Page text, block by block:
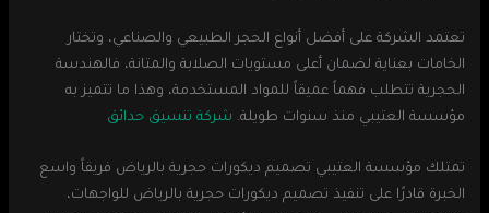
تعتمد الشركة على أفضل أنواع الحجر الطبيعي والصناعي، وتختار
الخامات بعناية لضمان أعلى مستويات الصلابة والمتانة، فالهندسة
الحجرية تتطلب فهماً عميقاً للمواد المستخدمة، وهذا ما تتميز به
مؤسسة العتيبي منذ سنوات طويلة. شركة تنسيق حدائق
تمتلك مؤسسة العتيبي تصميم ديكورات حجرية بالرياض فريقاً واسع
الخبرة قادرًا على تنفيذ تصميم ديكورات حجرية بالرياض للواجهات،